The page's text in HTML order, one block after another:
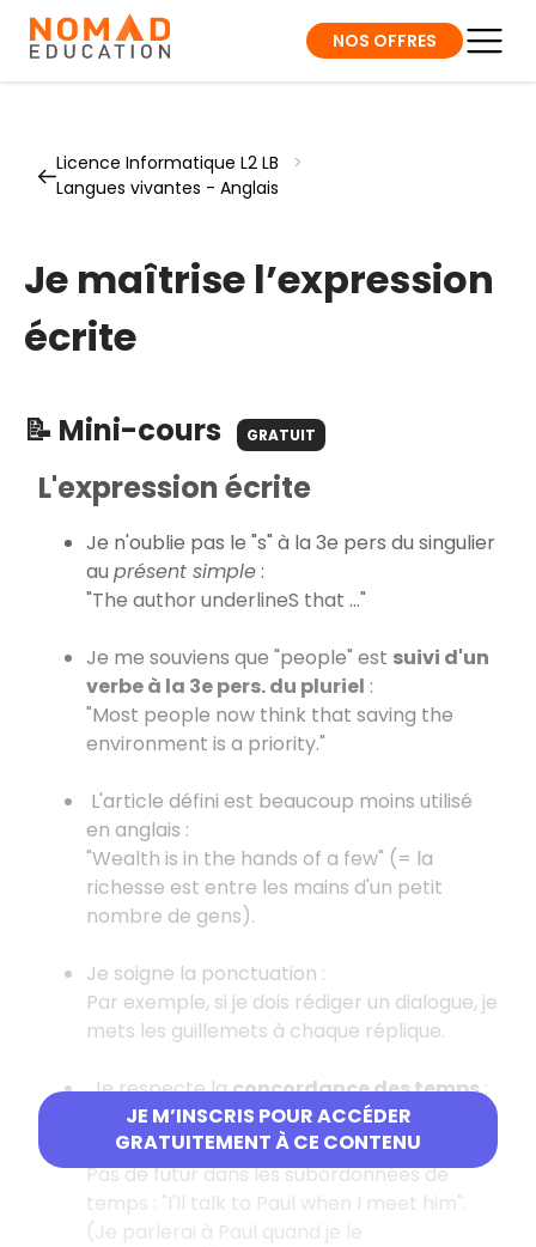
NOS OFFRES
Licence Informatique L2 LB
>
Langues vivantes - Anglais
Je maîtrise l’expression
écrite
📝 Mini-cours GRATUIT
JE M’INSCRIS POUR ACCÉDER
GRATUITEMENT À CE CONTENU
L'expression écrite
Je n'oublie pas le "s" à la 3e pers du singulier
au présent simple:
"The author underlineS that ..."
Je me souviens que "people" est suivi d'un
verbe à la 3e pers. du pluriel :
"Most people now think that saving the
environment is a priority."
L'article défini est beaucoup moins utilisé
en anglais :
"Wealth is in the hands of a few" (= la
richesse est entre les mains d'un petit
nombre de gens).
Je soigne la ponctuation :
Par exemple, si je dois rédiger un dialogue, je
mets les guillemets à chaque réplique.
Je respecte laconcordance des temps:
Un présent en français n'est pas toujours
traduit par un présent en anglais.
Pas de futur dans les subordonnées de
temps : "I'll talk to Paul when I meet him".
(Je parlerai à Paul quand je le